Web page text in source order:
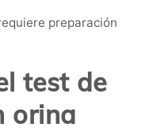
preparación
test de
orina